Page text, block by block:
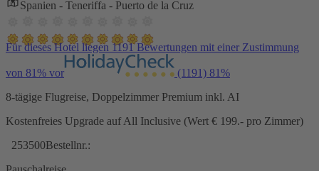
Spanien - Teneriffa - Puerto de la Cruz
Für dieses Hotel liegen 1191 Bewertungen mit einer Zustimmung
von 81% vor (1191) 81%
8-tägige Flugreise, Doppelzimmer Premium inkl. AI
Kostenfreies Upgrade auf All Inclusive (Wert € 199.- pro Zimmer)
253500Bestellnr.: